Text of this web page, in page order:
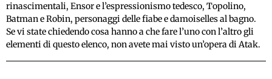
rinascimentali, Ensor e l’espressionismo tedesco, Topolino,
Batman e Robin, personaggi delle fiabe e damoiselles al bagno.
Se vi state chiedendo cosa hanno a che fare l’uno con l’altro gli
elementi di questo elenco, non avete mai visto un’opera di Atak.